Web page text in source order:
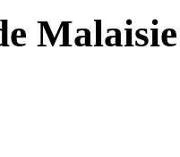
Malaisie